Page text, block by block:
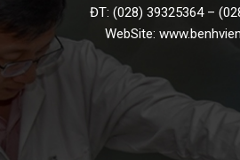
ĐT: (028) 39325364–
WebSite: